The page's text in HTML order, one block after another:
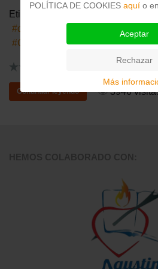
Etiquetas:
desempleo
CV
Continuar leyendo 3946
POLÍTICA DE COOKIES aquí o
Aceptar
Rechazar
Más